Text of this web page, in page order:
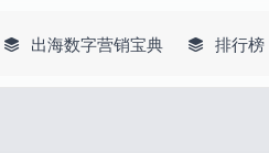
出海数字营销宝典 排行榜